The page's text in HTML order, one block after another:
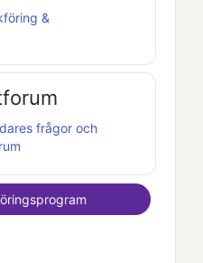
&
frågor och